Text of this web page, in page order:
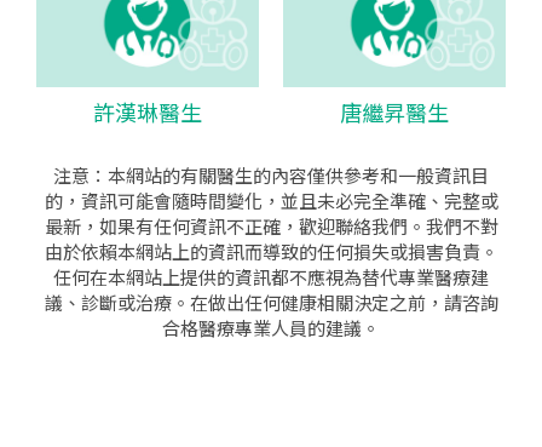
許漢琳醫生 唐繼昇醫生
注意：本網站的有關醫生的內容僅供參考和一般資訊目
的，資訊可能會隨時間變化，並且未必完全準確、完整或
最新，如果有任何資訊不正確，歡迎聯絡我們。我們不對
由於依賴本網站上的資訊而導致的任何損失或損害負責。
任何在本網站上提供的資訊都不應視為替代專業醫療建
議、診斷或治療。在做出任何健康相關決定之前，請咨詢
合格醫療專業人員的建議。